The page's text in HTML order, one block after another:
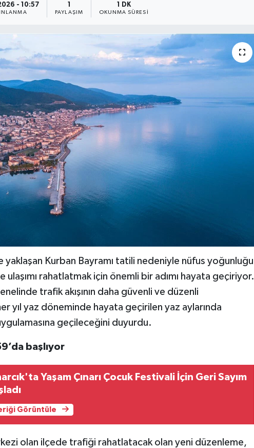
- 10:57
PAYLAŞIM
1 DK
OKUNMA SÜRESI
yaklaşan Kurban Bayramı tatili nedeniyle nüfus yoğunluğu
ulaşımı rahatlatmak için önemli bir adımı hayata geçiriyor.
trafik akışının daha güvenli ve düzenli
yıl yaz döneminde hayata geçirilen yaz aylarında
geçileceğini duyurdu.
başlıyor
Yaşam Çınarı Çocuk Festivali İçin Geri Sayım
Görüntüle
olan ilçede trafiği rahatlatacak olan yeni düzenleme,